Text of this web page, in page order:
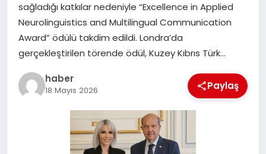
sağladığı katkılar nedeniyle “Excellence in Applied
Neurolinguistics and Multilingual Communication
Award” ödülü takdim edildi. Londra’da
gerçekleştirilen törende ödül, Kuzey Kıbrıs Türk…
haber
18 Mayıs 2026 Paylaş